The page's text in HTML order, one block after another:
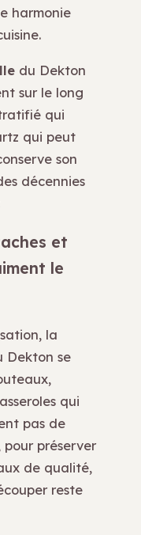
harmonie
du Dekton
sur le long
qui
qui peut
son
décennies
et
le
la
Dekton se
qui
pas de
pour préserver
de qualité,
reste